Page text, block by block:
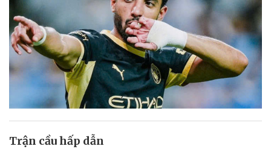
Trận cầu hấp dẫn